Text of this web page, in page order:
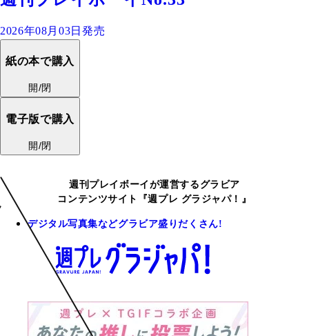
2026年08月03日発売
紙の本で購入
開/閉
電子版で購入
開/閉
週刊プレイボーイが運営するグラビア
コンテンツサイト『週プレ グラジャパ！』
デジタル写真集などグラビア盛りだくさん!